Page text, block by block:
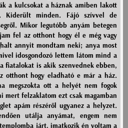
a kulcsokat a háznak amiben lakott
Kiderült minden. Fájó szívvel de
Mikor legutóbb anyám betegen
fel az otthont hogy él e még vagy
annyit mondtam neki; anya most
idosgondozó lettem látom mind a
fiatalokat is akik szenvednek ebben,
otthont hogy eladható e már a ház.
megszokta ott a helyét nem fogok
mert felzaklatom ezt csak magamban
apám részéről ugyanez a helyzet.
utálja anyámat, engem nem
járt, imatkozik én voltam a